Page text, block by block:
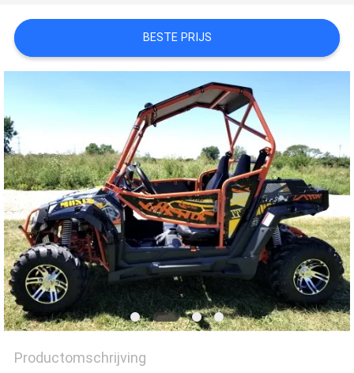
BESTE PRIJS
Productomschrijving